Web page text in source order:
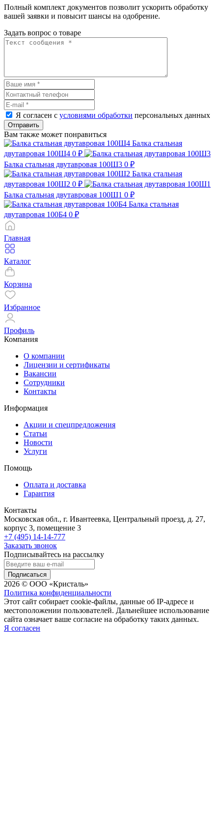
Полный комплект документов позволит ускорить обработку
вашей заявки и повысит шансы на одобрение.
Задать вопрос о товаре
Я согласен с условиями обработки персональных данных
Отправить
Вам также может понравиться
Балка стальная
двутавровая 100Ш4 0 ₽
Балка стальная двутавровая 100Ш3 0 ₽
Балка стальная
двутавровая 100Ш2 0 ₽
Балка стальная двутавровая 100Ш1 0 ₽
Балка стальная
двутавровая 100Б4 0 ₽
Главная
Каталог
Корзина
Избранное
Профиль
Компания
О компании
Лицензии и сертификаты
Вакансии
Сотрудники
Контакты
Информация
Акции и спецпредложения
Статьи
Новости
Услуги
Помощь
Оплата и доставка
Гарантия
Контакты
Московская обл., г. Ивантеевка, Центральный проезд, д. 27,
корпус 3, помещение 3
+7 (495) 14-14-777
Заказать звонок
Подписывайтесь на рассылку
Подписаться
2026 © ООО «Кристаль»
Политика конфиденциальности
Этот сайт собирает cookie-файлы, данные об IP-адресе и
местоположении пользователей. Дальнейшее использование
сайта означает ваше согласие на обработку таких данных.
Я согласен